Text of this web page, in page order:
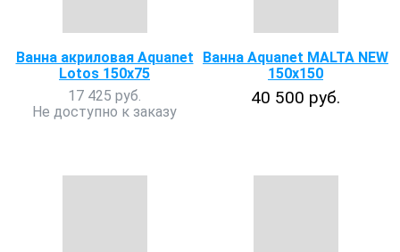
Ванна акриловая Aquanet
Lotos 150x75
17 425 руб.
Не доступно к заказу
Ванна Aquanet MALTA NEW
150х150
40 500 руб.